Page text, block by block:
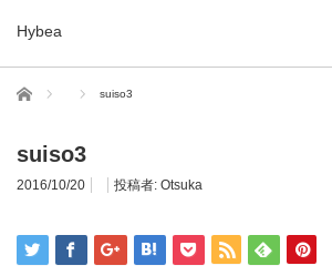
Hybea
ホーム suiso3
suiso3
2016/10/20 投稿者: Otsuka